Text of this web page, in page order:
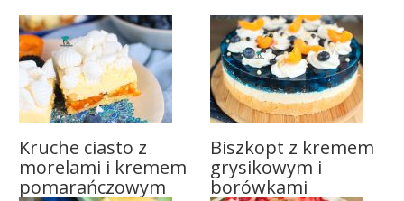
Kruche ciasto z
morelami i kremem
pomarańczowym
Biszkopt z kremem
grysikowym i
borówkami